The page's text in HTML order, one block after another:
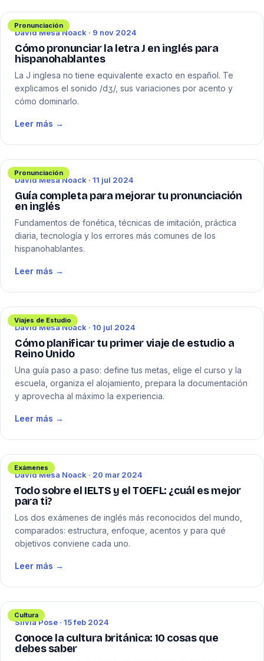
Pronunciación
David Mesa Noack · 9 nov 2024
Cómo pronunciar la letra J en inglés para
hispanohablantes
La J inglesa no tiene equivalente exacto en español. Te
explicamos el sonido /dʒ/, sus variaciones por acento y
cómo dominarlo.
Leer más →
Pronunciación
David Mesa Noack · 11 jul 2024
Guía completa para mejorar tu pronunciación
en inglés
Fundamentos de fonética, técnicas de imitación, práctica
diaria, tecnología y los errores más comunes de los
hispanohablantes.
Leer más →
Viajes de Estudio
David Mesa Noack · 10 jul 2024
Cómo planificar tu primer viaje de estudio a
Reino Unido
Una guía paso a paso: define tus metas, elige el curso y la
escuela, organiza el alojamiento, prepara la documentación
y aprovecha al máximo la experiencia.
Leer más →
Exámenes
David Mesa Noack · 20 mar 2024
Todo sobre el IELTS y el TOEFL: ¿cuál es mejor
para ti?
Los dos exámenes de inglés más reconocidos del mundo,
comparados: estructura, enfoque, acentos y para qué
objetivos conviene cada uno.
Leer más →
Cultura
Silvia Pose · 15 feb 2024
Conoce la cultura británica: 10 cosas que
debes saber